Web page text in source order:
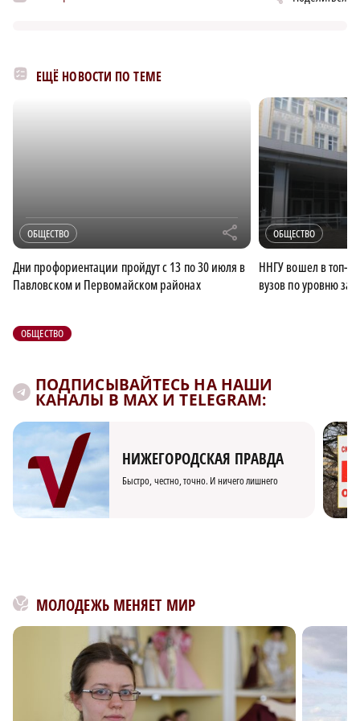
ЕЩЁ НОВОСТИ ПО ТЕМЕ
ОБЩЕСТВО r
Дни профориентации пройдут с 13 по 30 июля в
Павловском и Первомайском районах
ОБЩЕСТВО
ННГУ вошел в топ-
вузов по уровню
ОБЩЕСТВО
ПОДПИСЫВАЙТЕСЬ НА НАШИ
КАНАЛЫ В MAX И TELEGRAM:
НИЖЕГОРОДСКАЯ ПРАВДА
Быстро, честно, точно. И ничего лишнего
МОЛОДЕЖЬ МЕНЯЕТ МИР